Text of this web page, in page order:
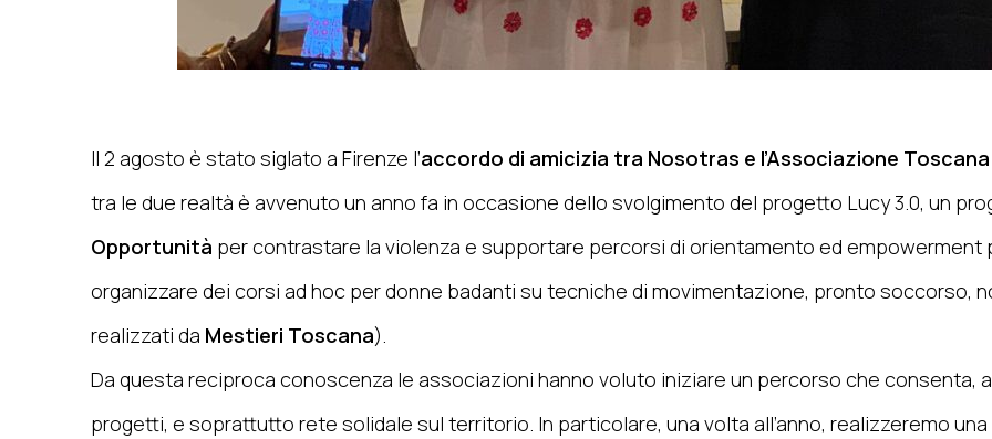
Il 2 agosto è stato siglato a Firenze l’accordo di amicizia tra Nosotras e l’Associazione
tra le due realtà è avvenuto un anno fa in occasione dello svolgimento del progetto Lucy 3.0, un
Opportunità per contrastare la violenza e supportare percorsi di orientamento ed empowerment
organizzare dei corsi ad hoc per donne badanti su tecniche di movimentazione, pronto soccorso,
realizzati da Mestieri Toscana).
Da questa reciproca conoscenza le associazioni hanno voluto iniziare un percorso che consenta,
progetti, e soprattutto rete solidale sul territorio. In particolare, una volta all’anno, realizzeremo